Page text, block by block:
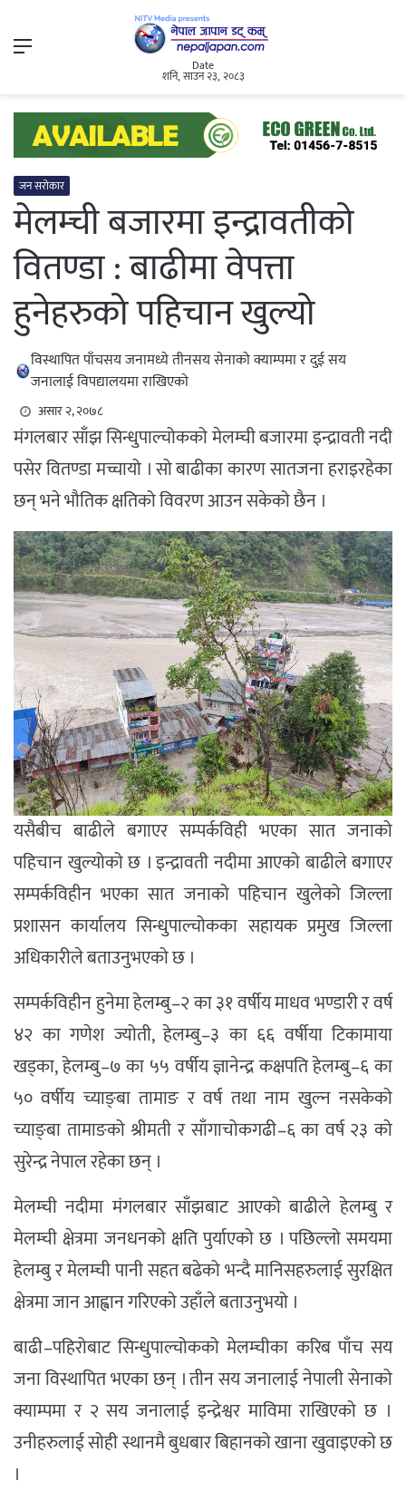
Menu
Date
शनि, साउन २३, २०८३
जन सरोकार
मेलम्ची बजारमा इन्द्रावतीको
वितण्डा : बाढीमा वेपत्ता
हुनेहरुको पहिचान खुल्यो
विस्थापित पाँचसय जनामध्ये तीनसय सेनाको क्याम्पमा र दुई सय
जनालाई विपद्यालयमा राखिएको
असार २, २०७८
मंगलबार साँझ सिन्धुपाल्चोकको मेलम्ची बजारमा इन्द्रावती नदी
पसेर वितण्डा मच्चायो । सो बाढीका कारण सातजना हराइरहेका
छन् भने भौतिक क्षतिको विवरण आउन सकेको छैन ।
यसैबीच बाढीले बगाएर सम्पर्कविही भएका सात जनाको
पहिचान खुल्योको छ । इन्द्रावती नदीमा आएको बाढीले बगाएर
सम्पर्कविहीन भएका सात जनाको पहिचान खुलेको जिल्ला
प्रशासन कार्यालय सिन्धुपाल्चोकका सहायक प्रमुख जिल्ला
अधिकारीले बताउनुभएको छ ।
सम्पर्कविहीन हुनेमा हेलम्बु–२ का ३१ वर्षीय माधव भण्डारी र वर्ष
४२ का गणेश ज्योती, हेलम्बु–३ का ६६ वर्षीया टिकामाया
खड्का, हेलम्बु–७ का ५५ वर्षीय ज्ञानेन्द्र कक्षपति हेलम्बु–६ का
५० वर्षीय च्याङ्बा तामाङ र वर्ष तथा नाम खुल्न नसकेको
च्याङ्बा तामाङको श्रीमती र साँगाचोकगढी–६ का वर्ष २३ को
सुरेन्द्र नेपाल रहेका छन् ।
मेलम्ची नदीमा मंगलबार साँझबाट आएको बाढीले हेलम्बु र
मेलम्ची क्षेत्रमा जनधनको क्षति पुर्याएको छ । पछिल्लो समयमा
हेलम्बु र मेलम्ची पानी सहत बढेको भन्दै मानिसहरुलाई सुरक्षित
क्षेत्रमा जान आह्वान गरिएको उहाँले बताउनुभयो ।
बाढी–पहिरोबाट सिन्धुपाल्चोकको मेलम्चीका करिब पाँच सय
जना विस्थापित भएका छन् । तीन सय जनालाई नेपाली सेनाको
क्याम्पमा र २ सय जनालाई इन्द्रेश्वर माविमा राखिएको छ ।
उनीहरुलाई सोही स्थानमै बुधबार बिहानको खाना खुवाइएको छ
।